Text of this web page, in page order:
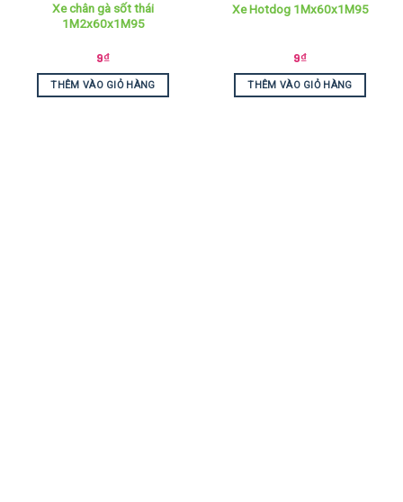
Xe chân gà sốt thái
1M2x60x1M95
9₫
THÊM VÀO GIỎ HÀNG
Xe Hotdog 1Mx60x1M95
9₫
THÊM VÀO GIỎ HÀNG